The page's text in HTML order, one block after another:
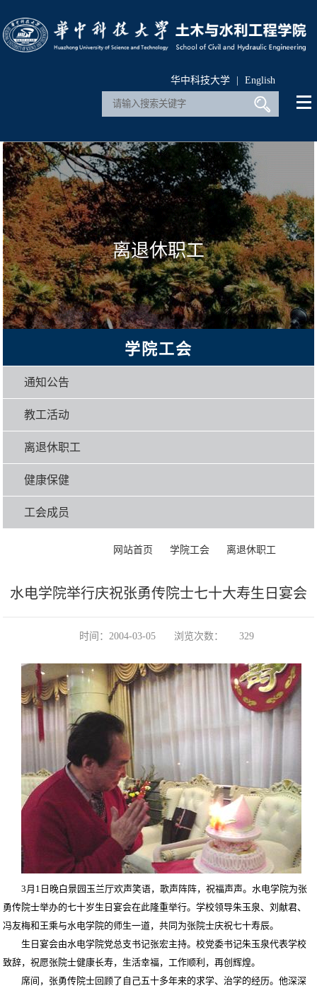
华中科技大学 | English
离退休职工
学院工会
通知公告
教工活动
离退休职工
健康保健
工会成员
网站首页 学院工会 离退休职工
水电学院举行庆祝张勇传院士七十大寿生日宴会
时间：2004-03-05 浏览次数： 329
3月1日晚白景园玉兰厅欢声笑语，歌声阵阵，祝福声声。水电学院为张
勇传院士举办的七十岁生日宴会在此隆重举行。学校领导朱玉泉、刘献君、
冯友梅和王乘与水电学院的师生一道，共同为张院士庆祝七十寿辰。
生日宴会由水电学院党总支书记张宏主持。校党委书记朱玉泉代表学校
致辞，祝愿张院士健康长寿，生活幸福，工作顺利，再创辉煌。
席间，张勇传院士回顾了自己五十多年来的求学、治学的经历。他深深